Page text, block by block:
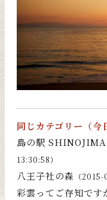
同じカテゴリー（今
島の駅 SHINOJIMA
13:30:58）
八王子社の森 （
彩雲ってご存知です